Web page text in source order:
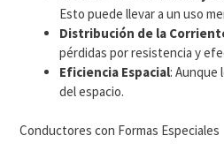
Esto puede llevar a un uso
Distribución de la
pérdidas por resistencia y
Eficiencia Espacial: Aunque
del espacio.
Conductores con Formas Especiales